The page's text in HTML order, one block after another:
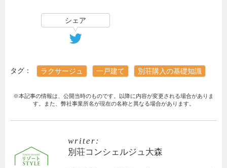
シェア
タグ： ラクサージュ 一戸建て 別荘購入の基礎知識
※本記事の情報は、公開当時のものです。以降に内容が変更される場合がありま
す。また、弊社事業所名が現在の名称と異なる場合があります。
writer:
別荘コンシェルジュ大森